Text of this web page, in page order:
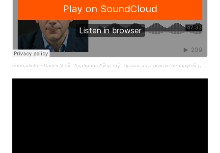
euroradiofm · Павел Усаў. “Адабраць Аўгустаў”: прапаганда рыхтуе беларусаў да нападу на Літву?